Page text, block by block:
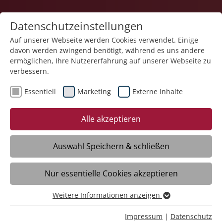
Karriere
10.07.2025
Fachtag sensibilisiert für den
Umgang mit
Grenzverletzungen
Meckenbeuren/Liebenau – Wo Menschen
zusammenleben und arbeiten, kann es zu
Grenzverletzungen kommen,
beispielsweise zu unangemessenem oder
Datenschutzeinstellungen
Auf unserer Webseite werden Cookies verwendet. Einige
davon werden zwingend benötigt, während es uns andere
ermöglichen, Ihre Nutzererfahrung auf unserer Webseite zu
verbessern.
Essentiell Marketing Externe Inhalte
Alle akzeptieren
Auswahl Speichern & schließen
Nur essentielle Cookies akzeptieren
Essentiell
Essentielle Cookies werden für grundlegende Funktionen
Weitere Informationen anzeigen
Impressum | Datenschutz